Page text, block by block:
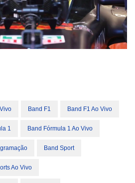
Band F1 Band F1 Ao Vivo
1 Band Fórmula 1 Ao Vivo
Band Sport
Ao Vivo